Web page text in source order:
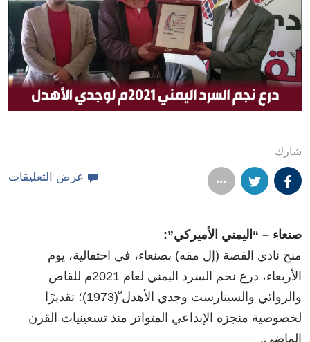
Search
شارك
عرض التعليقات
صنعاء – “اليمني الأميركي”:
منح نادي القصة (إل مقه) بصنعاء، في احتفالية، يوم
الأربعاء، درع نجم السرد اليمني لعام 2021م للقاص
والروائي والسينارست وجدي الأهدل ّ(1973)؛ تقديرًا
لخصوصية منجزه الإبداعي المتواتر منذ تسعينيات القرن
الماضي.